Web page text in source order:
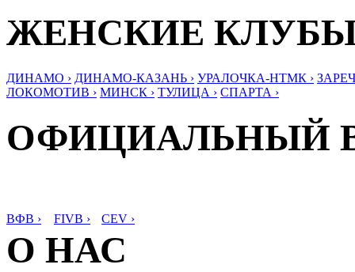
ЖЕНСКИЕ
ДИНАМО › ДИНАМО-КАЗАНЬ › УРАЛОЧКА-НТМК ›
ЛОКОМОТИВ › МИНСК › ТУЛИЦА › СПАРТА ›
ОФИЦИАЛЬНЫЙ
ВФВ › FIVB › CEV ›
О НАС